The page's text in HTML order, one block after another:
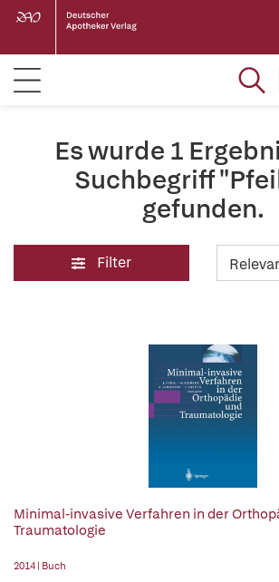
Es wurde 1
Suchbegriff
gefunden.
Filter
Minimal-invasive Verfahren in der
Traumatologie
2014 | Buch